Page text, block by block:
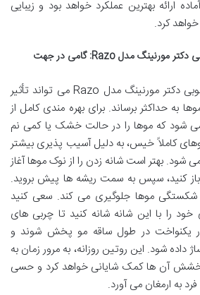
ارائه بهترین عملکرد خواهد بود و زیبایی
کرد.
راهنمای استفاده از شانه چوبی دکتر مورنینگ مدل Razo: گامی در جهت
استفاده صحیح از شانه چوبی دکتر مورنینگ مدل Razo می تواند تأثیر
به حداکثر برساند. برای بهره مندی کامل از
می شود که موها را در حالت خشک یا کمی نم
کاملاً خیس، به دلیل آسیب پذیری بیشتر
شود. بهتر است شانه زدن را از نوک موها آغاز
باز کنید، سپس به سمت ریشه ها پیش بروید.
موها جلوگیری می کند. سعی کنید
را با این شانه شانه کنید تا چربی های
یکنواخت در طول ساقه مو پخش شوند و
شود. این روتین روزانه، به مرور زمان به
آن ها کمک شایانی خواهد کرد و حسی
به ارمغان می آورد.